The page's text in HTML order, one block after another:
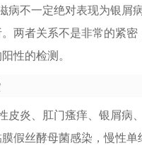
病不一定绝对表现为银屑
两者关系不是非常的紧
性的检测。
皮炎、肛门瘙痒、银屑病
假丝酵母菌感染，慢性